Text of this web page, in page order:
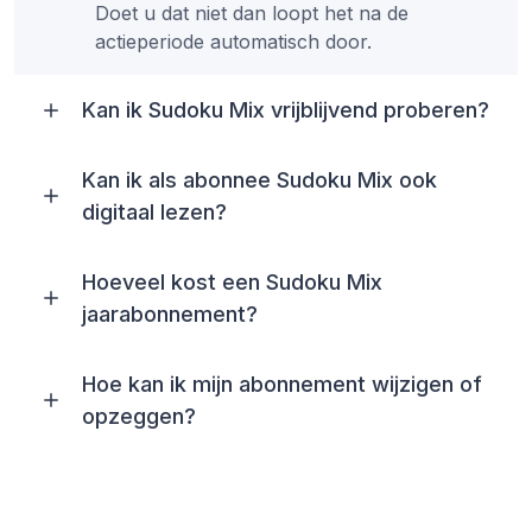
Doet u dat niet dan loopt het na de
actieperiode automatisch door.
Kan ik Sudoku Mix vrijblijvend proberen?
Kan ik als abonnee Sudoku Mix ook
digitaal lezen?
Hoeveel kost een Sudoku Mix
jaarabonnement?
Hoe kan ik mijn abonnement wijzigen of
opzeggen?